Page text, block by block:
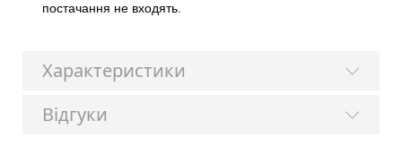
постачання не входять.
Характеристики
Відгуки